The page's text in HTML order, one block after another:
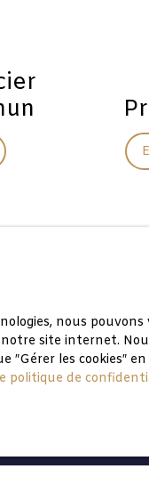
nous pouvons
site internet.
les cookies″
politique de